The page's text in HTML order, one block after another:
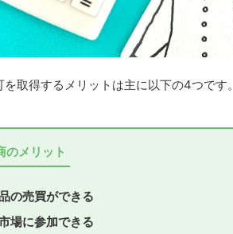
取得するメリットは主に以下の4つです。
のメリット
の売買ができる
場に参加できる